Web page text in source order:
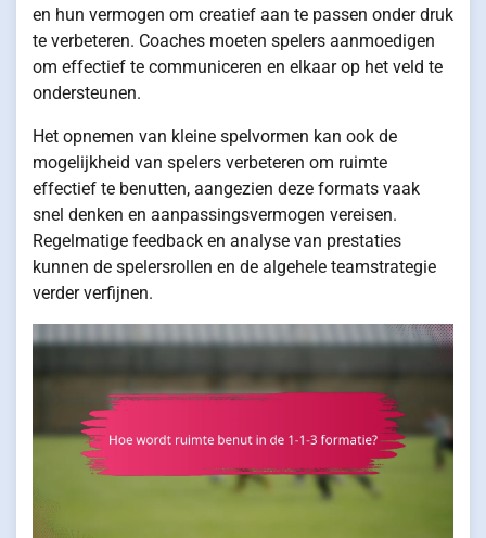
en hun vermogen om creatief aan te passen onder druk
te verbeteren. Coaches moeten spelers aanmoedigen
om effectief te communiceren en elkaar op het veld te
ondersteunen.
Het opnemen van kleine spelvormen kan ook de
mogelijkheid van spelers verbeteren om ruimte
effectief te benutten, aangezien deze formats vaak
snel denken en aanpassingsvermogen vereisen.
Regelmatige feedback en analyse van prestaties
kunnen de spelersrollen en de algehele teamstrategie
verder verfijnen.